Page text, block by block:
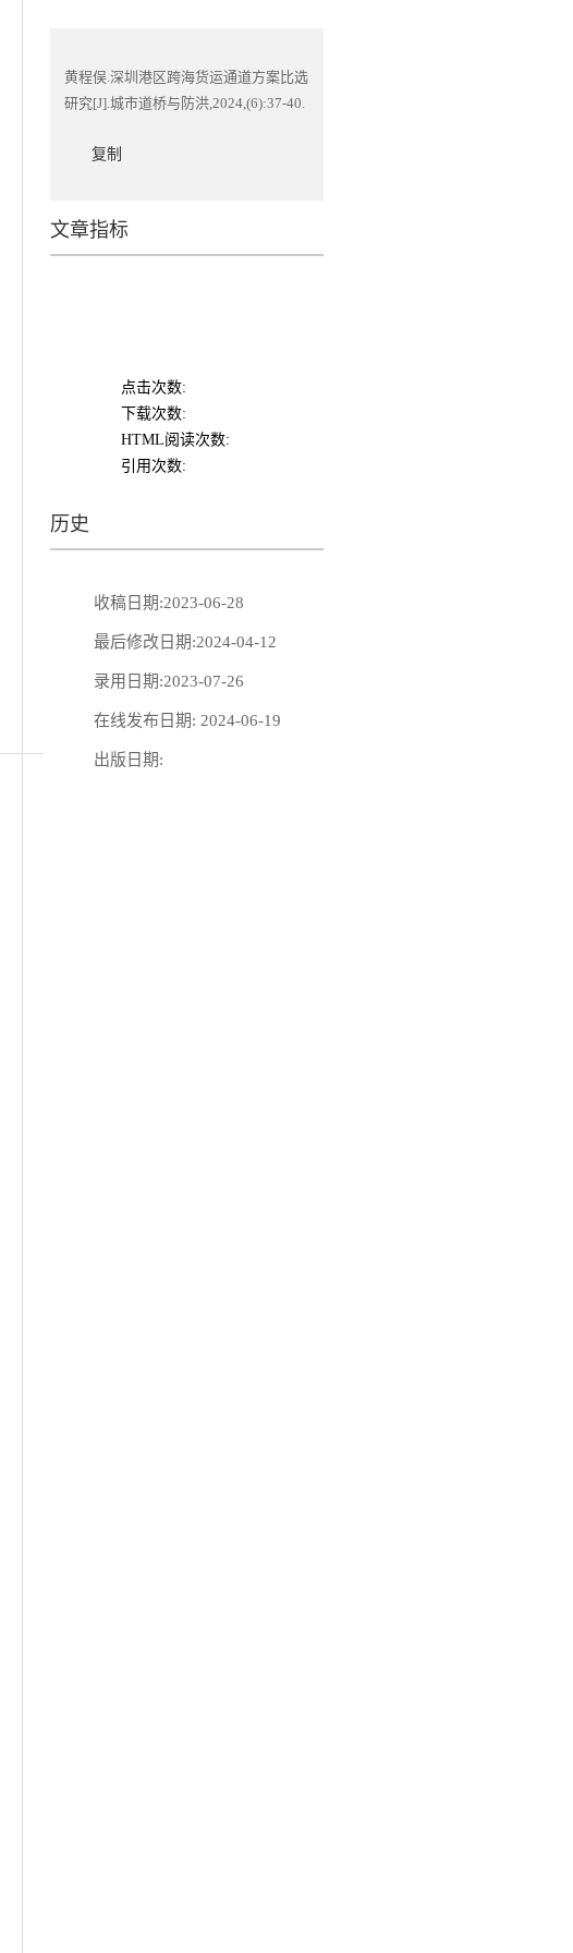
黄程俣.深圳港区跨海货运通道方案比选
研究[J].城市道桥与防洪,2024,(6):37-40.
复制
文章指标
点击次数:
下载次数:
HTML阅读次数:
引用次数:
历史
收稿日期:2023-06-28
最后修改日期:2024-04-12
录用日期:2023-07-26
在线发布日期: 2024-06-19
出版日期: